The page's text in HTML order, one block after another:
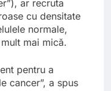
ar recruta
cu densitate
normale,
mai mică.
pentru a
cancer”, a spus